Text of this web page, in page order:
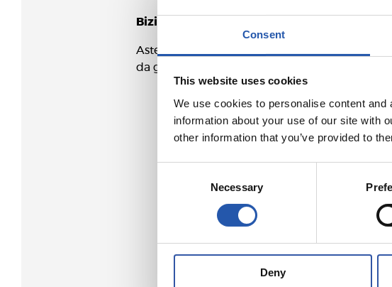
Consent
This website uses cookies
We use cookies to personalise content
information about your use of our site with
other information that you’ve provided to
Necessary
Deny
Bizikleten aparkalekua
Aste barruan jokatzean, bizikleten eta
da gaituko oraingo honetan.